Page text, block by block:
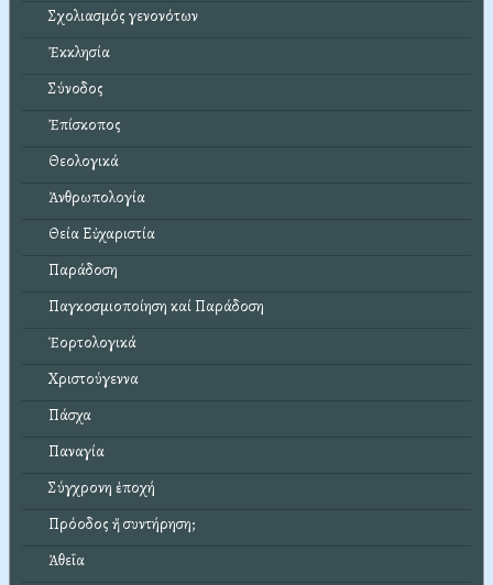
Σχολιασμός γενονότων
Ἐκκλησία
Σύνοδος
Ἐπίσκοπος
Θεολογικά
Ἀνθρωπολογία
Θεία Εὐχαριστία
Παράδοση
Παγκοσμιοποίηση καί Παράδοση
Ἑορτολογικά
Χριστούγεννα
Πάσχα
Παναγία
Σύγχρονη ἐποχή
Πρόοδος ἤ συντήρηση;
Ἀθεΐα